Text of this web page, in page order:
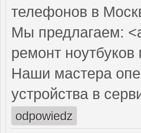
телефонов в
Мы предлагаем:
ремонт ноутбуков
Наши мастера
устройства в
odpowiedz